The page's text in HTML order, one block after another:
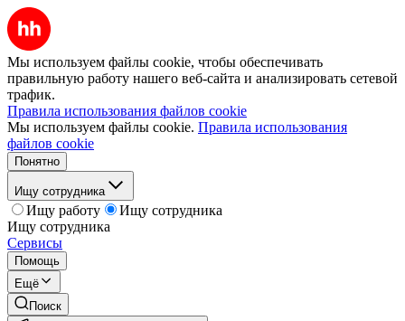
Мы используем файлы cookie, чтобы обеспечивать
правильную работу нашего веб-сайта и анализировать сетевой
трафик.
Правила использования файлов cookie
Мы используем файлы cookie. Правила использования
файлов cookie
Понятно
Ищу сотрудника
Ищу работу
Ищу сотрудника
Ищу сотрудника
Сервисы
Помощь
Ещё
Поиск